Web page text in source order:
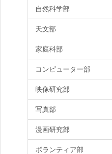
自然科学部
天文部
家庭科部
コンピューター部
映像研究部
写真部
漫画研究部
ボランティア部